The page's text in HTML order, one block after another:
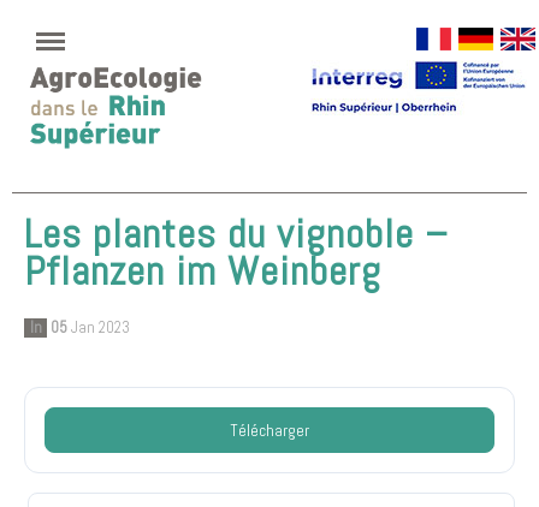
Les plantes du vignoble –
Pflanzen im Weinberg
In 05Jan 2023
Télécharger